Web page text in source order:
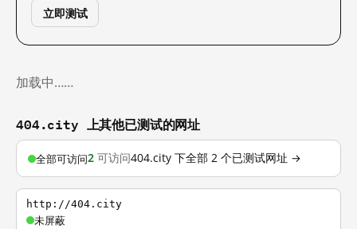
立即测试
加载中……
404.city 上其他已测试的网址
全部可访问2 可访问404.city 下全部 2 个已测试网址 →
http://404.city
未屏蔽